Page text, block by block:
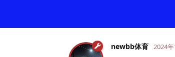
newbb体育 2024